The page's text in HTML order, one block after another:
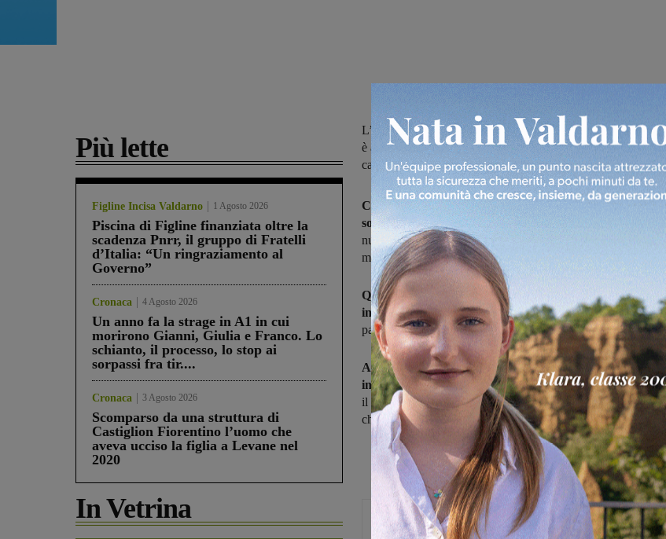
Più lette
Figline Incisa Valdarno 1 Agosto 2026
Piscina di Figline finanziata oltre la
scadenza Pnrr, il gruppo di Fratelli
d’Italia: “Un ringraziamento al
Governo”
Cronaca 4 Agosto 2026
Un anno fa la strage in A1 in cui
morirono Gianni, Giulia e Franco. Lo
schianto, il processo, lo stop ai
sorpassi fra tir....
Cronaca 3 Agosto 2026
Scomparso da una struttura di
Castiglion Fiorentino l’uomo che
aveva ucciso la figlia a Levane nel
2020
In Vetrina
L’episodio, fotocopia di quello avvenuto al Pestello la scorsa
è accaduto stamani davanti all’asilo nido di Faella. Anche in
caso presa di mira l’auto di una mamma
Cinque minuti per accompagnare il bimbo all'asilo e la
sorpresa di ritrovare il finestrino in frantumi all'auto.
È
nuovo, a distanza di una settimana appena dal caso avvenuto
materna del Pestello di Montevarchi.
Questa volta invece è accaduto a Faella, davanti alla
in via dell'Asilo. Presa di mira l'auto di una mamma che
parcheggiato ed era scesa con il figlio.
Anche in questo caso, l'obiettivo era rubare quello che
in macchina.Un colpo di pochi secondi, quelli necessari per
il vetro, arraffare di corsa la refurtiva, e scappare. Anche
che nessuno si sia accorto di nulla.
Glenda Venturini